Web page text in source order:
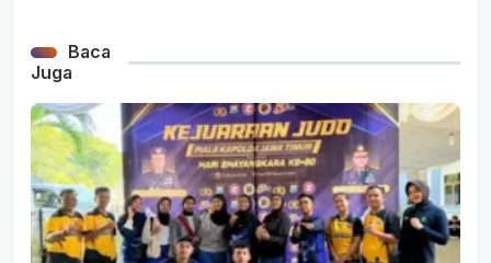
Baca
Juga